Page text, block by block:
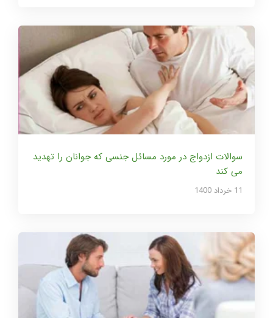
سوالات ازدواج در مورد مسائل جنسی که جوانان را تهدید
می کند
11 خرداد 1400